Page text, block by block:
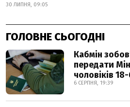
30 ЛИПНЯ, 09:05
ГОЛОВНЕ СЬОГОДНІ
Кабмін
передати
чоловіків
6 СЕРПНЯ, 19:39